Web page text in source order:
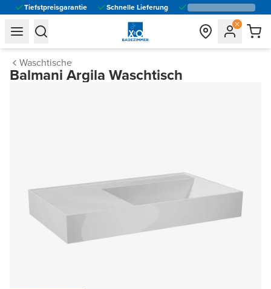
Tiefstpreisgarantie Schnelle Lieferung
general.navigation.toggle_menu.label
general.navigation.toggle_menu.label
Waschtische
Balmani Argila Waschtisch